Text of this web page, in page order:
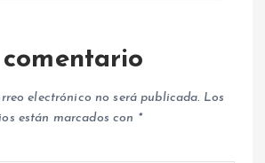
electrónico no será publicada. Los
están marcados con *